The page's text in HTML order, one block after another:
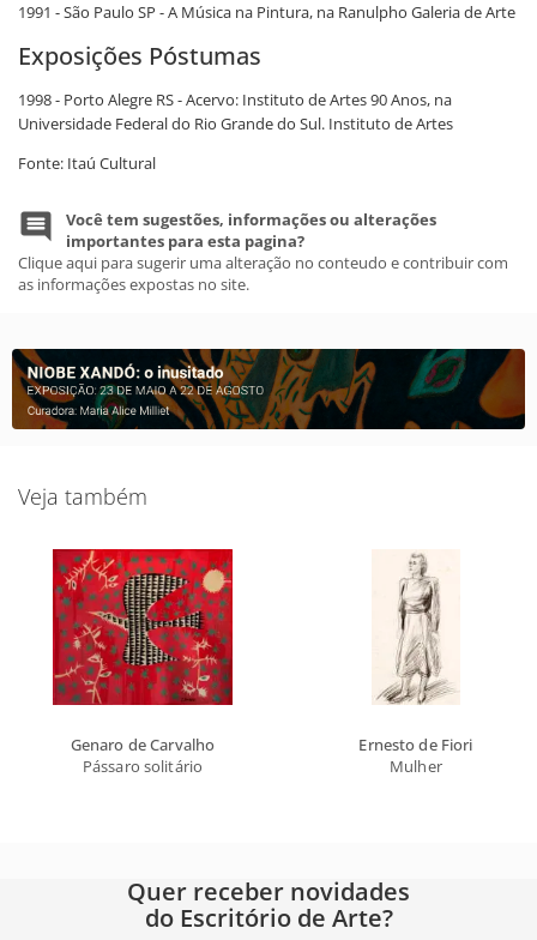
1991 - São Paulo SP - A Música na Pintura, na Ranulpho Galeria de Arte
Exposições Póstumas
1998 - Porto Alegre RS - Acervo: Instituto de Artes 90 Anos, na
Universidade Federal do Rio Grande do Sul. Instituto de Artes
Fonte: Itaú Cultural
Você tem sugestões, informações ou alterações
importantes para esta pagina?
Clique aqui para sugerir uma alteração no conteudo e contribuir com
as informações expostas no site.
Veja também
Genaro de Carvalho
Pássaro solitário
Ernesto de Fiori
Mulher
Quer receber novidades
do Escritório de Arte?